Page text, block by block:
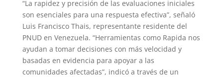
“La rapidez y precisión de las evaluaciones iniciales
son esenciales para una respuesta efectiva”, señaló
Luis Francisco Thais, representante residente del
PNUD en Venezuela. “Herramientas como Rapida nos
ayudan a tomar decisiones con más velocidad y
basadas en evidencia para apoyar a las
comunidades afectadas”, indicó a través de un